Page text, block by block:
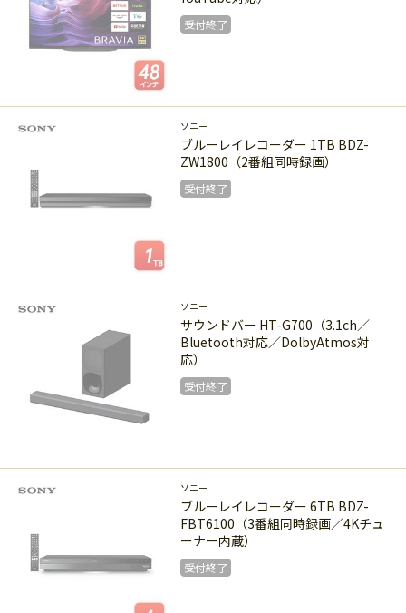
受付終了
受付終了
ソニー
ブルーレイレコーダー 1TB BDZ-
ZW1800（2番組同時録画）
受付終了
受付終了
ソニー
サウンドバー HT-G700（3.1ch／
Bluetooth対応／DolbyAtmos対
応）
受付終了
受付終了
ソニー
ブルーレイレコーダー 6TB BDZ-
FBT6100（3番組同時録画／4Kチュ
ーナー内蔵）
受付終了